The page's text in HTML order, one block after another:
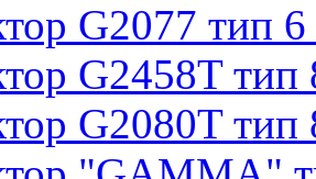
G2077 тип 6
G2458T тип
G2080T тип